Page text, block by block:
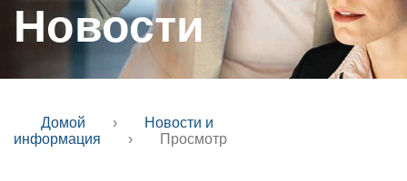
Новости
Домой ›
Новости и
информация
› Просмотр